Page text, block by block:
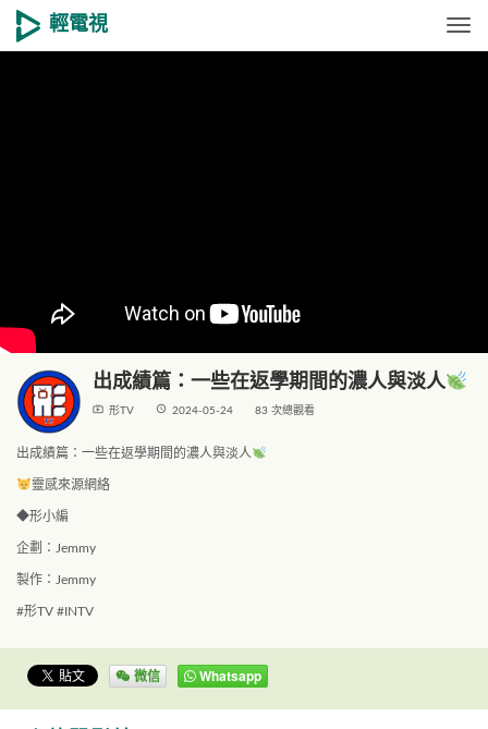
輕電視
出成績篇：一些在返學期間的濃人與淡人
live_tv 形TV access_time 2024-05-24 83 次總觀看
出成績篇：一些在返學期間的濃人與淡人
靈感來源網絡
◆形小編
企劃：Jemmy
製作：Jemmy
#形TV #INTV
微信 Whatsapp